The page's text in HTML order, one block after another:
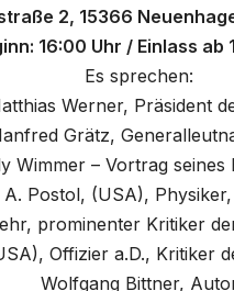
2, 15366
16:00 Uhr / Einlass ab
Es sprechen:
Werner, Präsident
Grätz,
Wimmer – Vortrag seines
Postol, (USA),
prominenter Kritiker
Offizier a.D., Kritiker
Wolfgang Bittner,